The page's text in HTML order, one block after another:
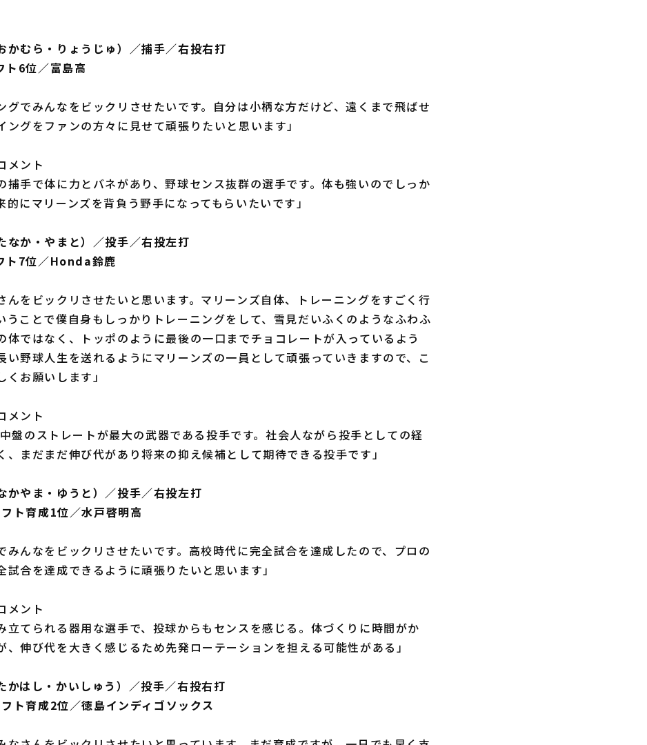
かむら・りょうじゅ）／捕手／右投右打
ト6位／富島高
グでみんなをビックリさせたいです。自分は小柄な方だけど、遠くまで飛ばせ
ングをファンの方々に見せて頑張りたいと思います」
メント
捕手で体に力とバネがあり、野球センス抜群の選手です。体も強いのでしっか
的にマリーンズを背負う野手になってもらいたいです」
なか・やまと）／投手／右投左打
ト7位／Honda鈴鹿
んをビックリさせたいと思います。マリーンズ自体、トレーニングをすごく行
うことで僕自身もしっかりトレーニングをして、雪見だいふくのようなふわふ
体ではなく、トッポのように最後の一口までチョコレートが入っているよう
い野球人生を送れるようにマリーンズの一員として頑張っていきますので、こ
くお願いします」
メント
盤のストレートが最大の武器である投手です。社会人ながら投手としての経
、まだまだ伸び代があり将来の抑え候補として期待できる投手です」
かやま・ゆうと）／投手／右投左打
ト育成1位／水戸啓明高
みんなをビックリさせたいです。高校時代に完全試合を達成したので、プロの
試合を達成できるように頑張りたいと思います」
メント
立てられる器用な選手で、投球からもセンスを感じる。体づくりに時間がか
、伸び代を大きく感じるため先発ローテーションを担える可能性がある」
かはし・かいしゅう）／投手／右投右打
ト育成2位／徳島インディゴソックス